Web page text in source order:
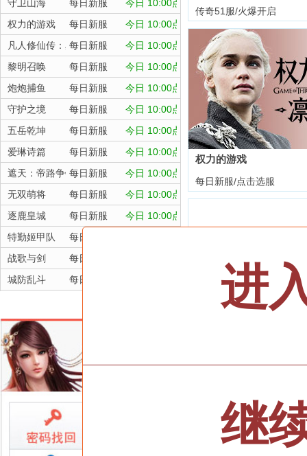
守卫山海
每日新服
今日 10:00点
权力的游戏
每日新服
今日 10:00点
凡人修仙传：星海飞驰
每日新服
今日 10:00点
黎明召唤
每日新服
今日 10:00点
炮炮捕鱼
每日新服
今日 10:00点
守护之境
每日新服
今日 10:00点
五岳乾坤
每日新服
今日 10:00点
爱琳诗篇
每日新服
今日 10:00点
遮天：帝路争锋每日新服
今日 10:00点
无双萌将
每日新服
今日 10:00点
逐鹿皇城
每日新服
今日 10:00点
特勤姬甲队
每日新服
战歌与剑
每日新服
城防乱斗
每日新服
晴空双子
每日新服
深渊契约
坠落守望者
每日新服
今日 10:00点
正中靶心
每日新服
微乐捕鱼千炮版
帕瓦勇者传说 每日新服
传奇51服/火爆开启
权力的游戏
每日新服/点击选服
按类型 仙侠 武侠
按字母 ABC DEF
进
继